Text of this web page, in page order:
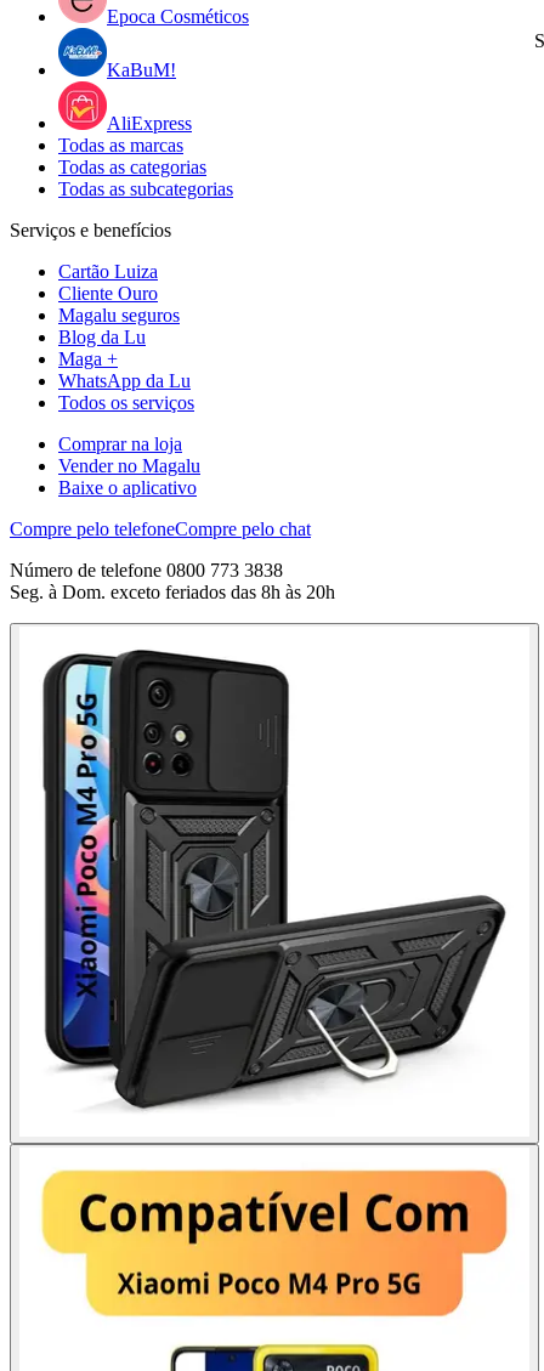
Epoca Cosméticos
KaBuM!
AliExpress
Todas as marcas
Todas as categorias
Todas as subcategorias
Serviços e benefícios
Cartão Luiza
Cliente Ouro
Magalu seguros
Blog da Lu
Maga +
WhatsApp da Lu
Todos os serviços
Comprar na loja
Vender no Magalu
Baixe o aplicativo
Compre pelo telefoneCompre pelo chat
Número de telefone 0800 773 3838
Seg. à Dom. exceto feriados das 8h às 20h